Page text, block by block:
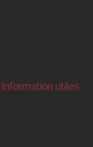
Information utiles